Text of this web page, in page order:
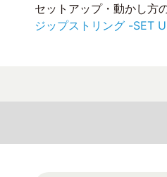
セットアップ・動かし方
ジップストリング -SET